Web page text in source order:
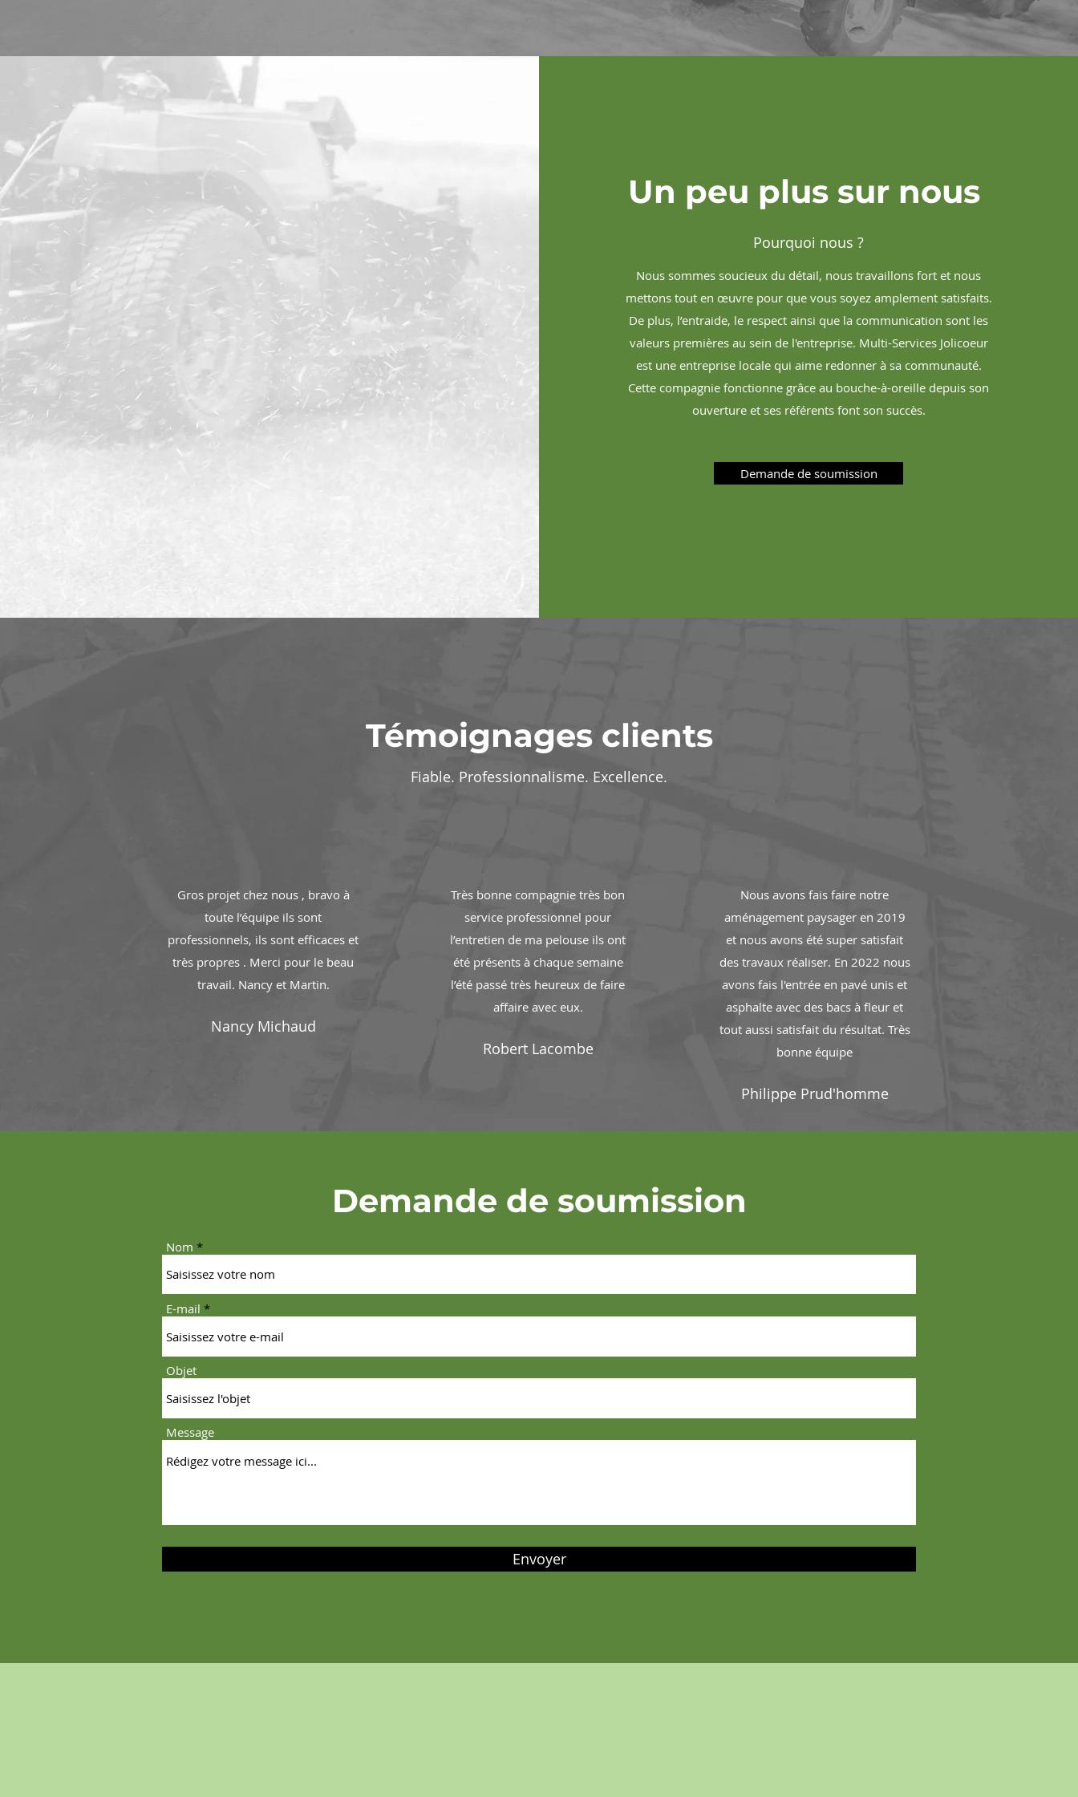
Un peu plus sur nous
Pourquoi nous ?
Nous sommes soucieux du détail, nous travaillons fort et nous
mettons tout en œuvre pour que vous soyez amplement satisfaits.
De plus, l’entraide, le respect ainsi que la communication sont les
valeurs premières au sein de l'entreprise. Multi-Services Jolicoeur
est une entreprise locale qui aime redonner à sa communauté.
Cette compagnie fonctionne grâce au bouche-à-oreille depuis son
ouverture et ses référents font son succès.
Demande de soumission
Témoignages clients
Fiable. Professionnalisme. Excellence.
Gros projet chez nous , bravo à
toute l’équipe ils sont
professionnels, ils sont efficaces et
très propres . Merci pour le beau
travail. Nancy et Martin.
Nancy Michaud
Très bonne compagnie très bon
service professionnel pour
l’entretien de ma pelouse ils ont
été présents à chaque semaine
l’été passé très heureux de faire
affaire avec eux.
Robert Lacombe
Nous avons fais faire notre
aménagement paysager en 2019
et nous avons été super satisfait
des travaux réaliser. En 2022 nous
avons fais l'entrée en pavé unis et
asphalte avec des bacs à fleur et
tout aussi satisfait du résultat. Très
bonne équipe
Philippe Prud'homme
Demande de soumission
Nom
E-mail
Objet
Message
Envoyer